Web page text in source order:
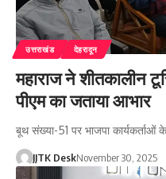
उत्तराखंड देहरादून
महाराज ने शीतकालीन
पीएम का जताया आभार
बूथ संख्या-51 पर भाजपा कार्यकर्ताओं
JJTK DeskNovember 30, 2025